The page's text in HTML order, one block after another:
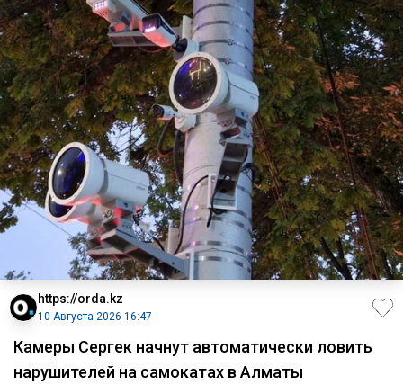
https://orda.kz
10 Августа 2026 16:47
Камеры Сергек начнут автоматически ловить
нарушителей на самокатах в Алматы